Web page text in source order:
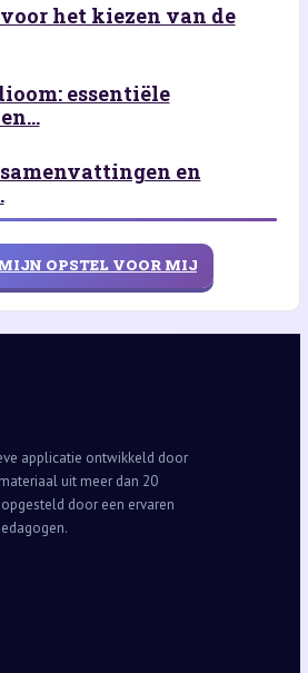
het kiezen van de
essentiële
en
OPSTEL VOOR MIJ
applicatie ontwikkeld door
uit meer dan 20
door een ervaren